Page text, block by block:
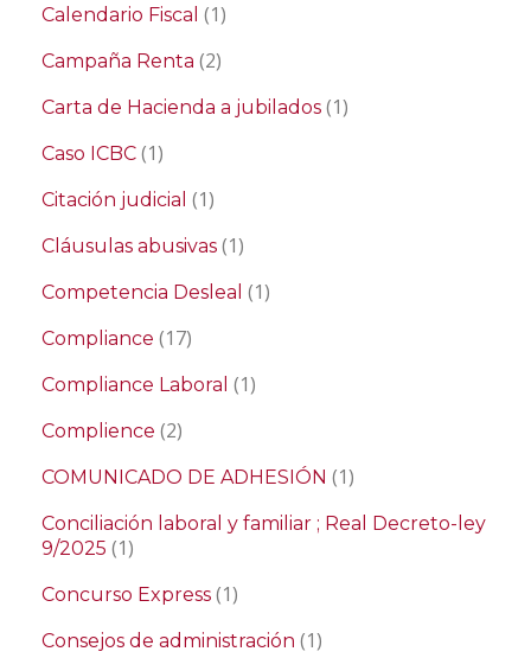
Calendario Fiscal (1)
Campaña Renta (2)
Carta de Hacienda a jubilados (1)
Caso ICBC (1)
Citación judicial (1)
Cláusulas abusivas (1)
Competencia Desleal (1)
Compliance (17)
Compliance Laboral (1)
Complience (2)
COMUNICADO DE ADHESIÓN (1)
Conciliación laboral y familiar ; Real Decreto-ley
9/2025 (1)
Concurso Express (1)
Consejos de administración (1)